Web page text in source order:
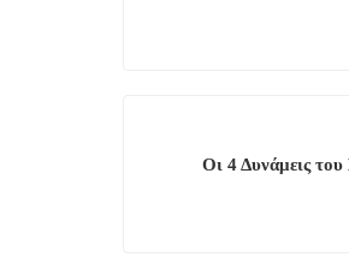
Οι 4 Δυνάμεις